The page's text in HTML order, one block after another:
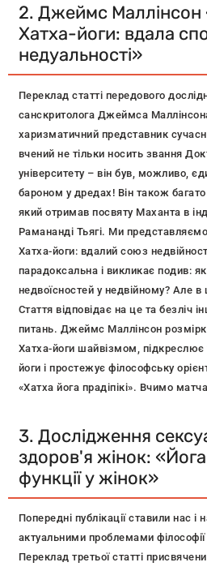
дві тисячі років.
2. Джеймс Маллінсон
Хатха-йоги: вдала
недуальності»
Переклад статті передового
санскритолога Джеймса
харизматичний представник
вчений не тільки носить звання
університету – він був, можливо,
бароном у дредах! Він також багато
який отримав посвяту Маханта в
Рамананді Тьягі. Ми
Хатха-йоги: вдалий союз
парадоксальна і викликає подив:
недвоїсностей у недвійному? Але
Стаття відповідає на це та безліч
питань. Джеймс Маллінсон
Хатха-йоги шайвізмом, підкреслює
йоги і простежує філософську
«Хатха йога прадіпікі». Вчимо
3. Дослідження
здоров'я жінок: «Йога
функції у жінок»
Попередні публікації ставили нас і
актуальними проблемами філософії
Переклад третьої статті